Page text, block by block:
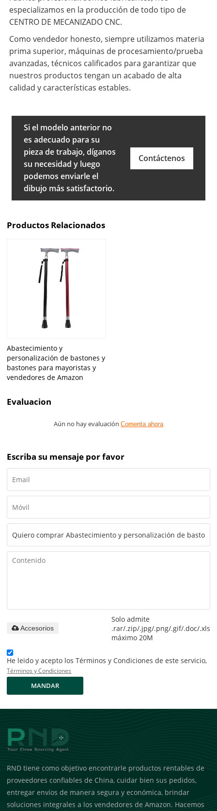
especializamos en la producción de todo tipo de
CENTRO DE MECANIZADO CNC.
Como vendedor honesto, siempre utilizamos materia
prima superior, máquinas de procesamiento/prueba
avanzadas, técnicos calificados para garantizar que
nuestros productos tengan un acabado de alta
calidad y características estables.
Si el modelo anterior no
es adecuado para su
pieza de trabajo, díganos
su necesidad y luego
podemos enviarle el
dibujo más satisfactorio.
Contáctenos
Productos Relacionados
Abastecimiento y
personalización de bastones y
bastones para mayoristas y
vendedores de Amazon
Evaluacion
Aún no hay evaluación Comenta ahora
Escriba su mensaje por favor
Solo admite
.rar/.zip/.jpg/.png/.gif/.doc/.xls/
máximo 20M
Accesorios
He leido y acepto los Términos y Condiciones de este servicio,
Términos y Condiciones
MANDAR
RND tiene como objetivo encontrarle productos rentables de
proveedores confiables de China, cuidar bien sus pedidos,
entregar envíos de manera segura y económica, brindar
soluciones integrales a los vendedores de Amazon. Hacemos